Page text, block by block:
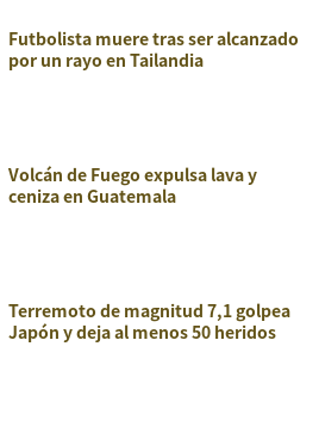
Futbolista muere tras ser alcanzado
por un rayo en Tailandia
Volcán de Fuego expulsa lava y
ceniza en Guatemala
Terremoto de magnitud 7,1 golpea
Japón y deja al menos 50 heridos